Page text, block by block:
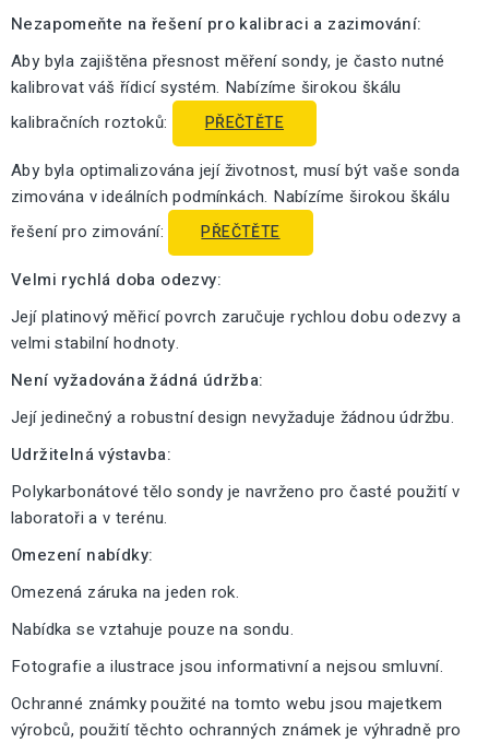
Nezapomeňte na řešení pro kalibraci a zazimování:
Aby byla zajištěna přesnost měření sondy, je často nutné
kalibrovat váš řídicí systém. Nabízíme širokou škálu
kalibračních roztoků:
PŘEČTĚTE
Aby byla optimalizována její životnost, musí být vaše sonda
zimována v ideálních podmínkách. Nabízíme širokou škálu
řešení pro zimování:
PŘEČTĚTE
Velmi rychlá doba odezvy:
Její platinový měřicí povrch zaručuje rychlou dobu odezvy a
velmi stabilní hodnoty.
Není vyžadována žádná údržba:
Její jedinečný a robustní design nevyžaduje žádnou údržbu.
Udržitelná výstavba:
Polykarbonátové tělo sondy je navrženo pro časté použití v
laboratoři a v terénu.
Omezení nabídky:
Omezená záruka na jeden rok.
Nabídka se vztahuje pouze na sondu.
Fotografie a ilustrace jsou informativní a nejsou smluvní.
Ochranné známky použité na tomto webu jsou majetkem
výrobců, použití těchto ochranných známek je výhradně pro